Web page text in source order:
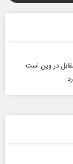
در وین است